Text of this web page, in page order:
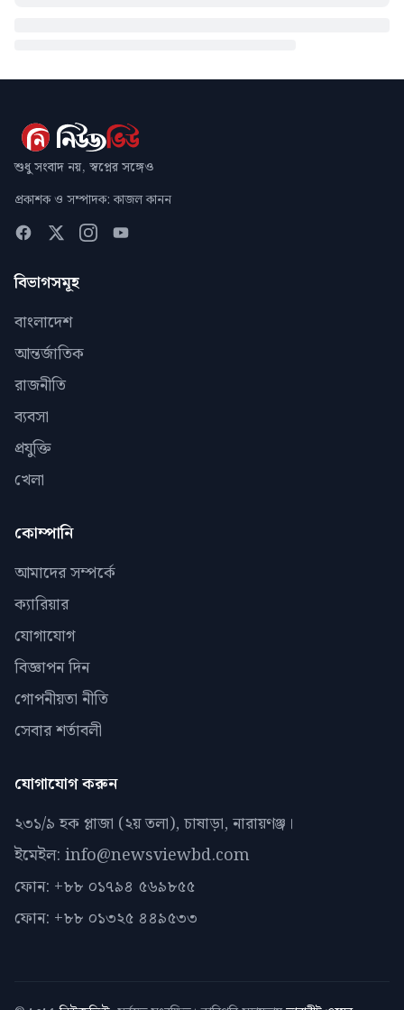
শুধু সংবাদ নয়, স্বপ্নের সঙ্গেও
প্রকাশক ও সম্পাদক: কাজল কানন
বিভাগসমূহ
বাংলাদেশ
আন্তর্জাতিক
রাজনীতি
ব্যবসা
প্রযুক্তি
খেলা
কোম্পানি
আমাদের সম্পর্কে
ক্যারিয়ার
যোগাযোগ
বিজ্ঞাপন দিন
গোপনীয়তা নীতি
সেবার শর্তাবলী
যোগাযোগ করুন
২৩১/৯ হক প্লাজা (২য় তলা), চাষাড়া, নারায়ণঞ্জ।
ইমেইল: info@newsviewbd.com
ফোন: +৮৮ ০১৭৯৪ ৫৬৯৮৫৫
ফোন: +৮৮ ০১৩২৫ ৪৪৯৫৩৩